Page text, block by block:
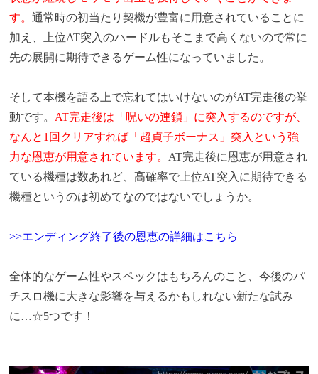
す。通常時の初当たり契機が豊富に用意されていることに
加え、上位AT突入のハードルもそこまで高くないので常に
先の展開に期待できるゲーム性になっていました。
そして本機を語る上で忘れてはいけないのがAT完走後の挙
動です。 AT完走後は「呪いの連鎖」に突入するのですが、
なんと1回クリアすれば「超貞子ボーナス」突入という強
力な恩恵が用意されています。 AT完走後に恩恵が用意され
ている機種は数あれど、高確率で上位AT突入に期待できる
機種というのは初めてなのではないでしょうか。
>>エンディング終了後の恩恵の詳細はこちら
全体的なゲーム性やスペックはもちろんのこと、今後のパ
チスロ機に大きな影響を与えるかもしれない新たな試み
に…☆5つです！